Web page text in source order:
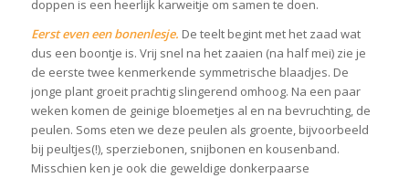
doppen is een heerlijk karweitje om samen te doen.
Eerst even een bonenlesje. De teelt begint met het zaad wat
dus een boontje is. Vrij snel na het zaaien (na half mei) zie je
de eerste twee kenmerkende symmetrische blaadjes. De
jonge plant groeit prachtig slingerend omhoog. Na een paar
weken komen de geinige bloemetjes al en na bevruchting, de
peulen. Soms eten we deze peulen als groente, bijvoorbeeld
bij peultjes(!), sperziebonen, snijbonen en kousenband.
Misschien ken je ook die geweldige donkerpaarse